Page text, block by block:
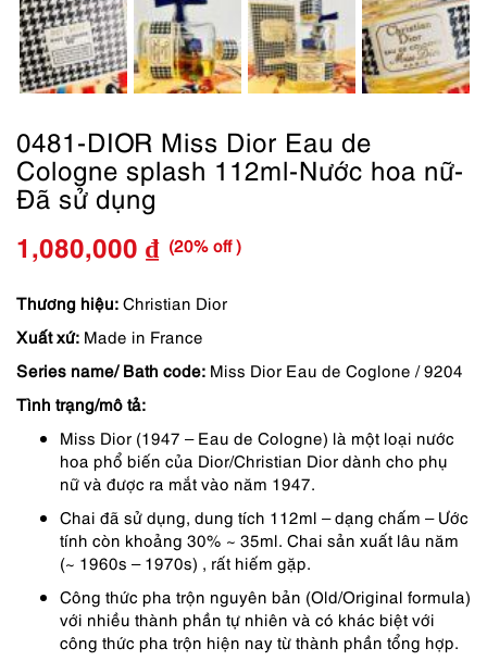
0481-DIOR Miss Dior Eau de
Cologne splash 112ml-Nước hoa nữ-
Đã sử dụng
Giá
gốc
là:
1,350,000 ₫.
1,080,000 ₫
Giá
hiện
tại
là:
(20% off )
Thương hiệu: Christian Dior
Xuất xứ: Made in France
Series name/ Bath code: Miss Dior Eau de Coglone / 9204
Tình trạng/mô tả:
Miss Dior (1947 – Eau de Cologne) là một loại nước
hoa phổ biến của Dior/Christian Dior dành cho phụ
nữ và được ra mắt vào năm 1947.
Chai đã sử dụng, dung tích 112ml – dạng chấm – Ước
tính còn khoảng 30% ~ 35ml. Chai sản xuất lâu năm
(~ 1960s – 1970s) , rất hiếm gặp.
Công thức pha trộn nguyên bản (Old/Original formula)
với nhiều thành phần tự nhiên và có khác biệt với
công thức pha trộn hiện nay từ thành phần tổng hợp.